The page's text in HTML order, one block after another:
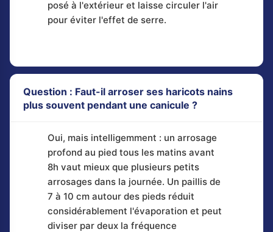
posé à l'extérieur et laisse circuler l'air
pour éviter l'effet de serre.
Question : Faut-il arroser ses haricots nains
plus souvent pendant une canicule ?
Oui, mais intelligemment : un arrosage
profond au pied tous les matins avant
8h vaut mieux que plusieurs petits
arrosages dans la journée. Un paillis de
7 à 10 cm autour des pieds réduit
considérablement l'évaporation et peut
diviser par deux la fréquence